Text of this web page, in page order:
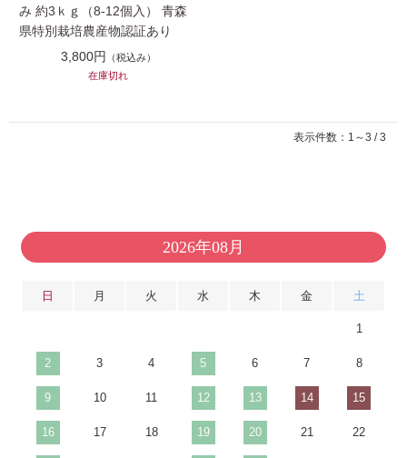
み 約3ｋｇ（8-12個入） 青森
県特別栽培農産物認証あり
3,800円
（税込み）
在庫切れ
表示件数：1～3 / 3
2026年08月
日 月 火 水 木 金 土
1
2 3 4 5 6 7 8
9 10 11 12 13 14 15
16 17 18 19 20 21 22